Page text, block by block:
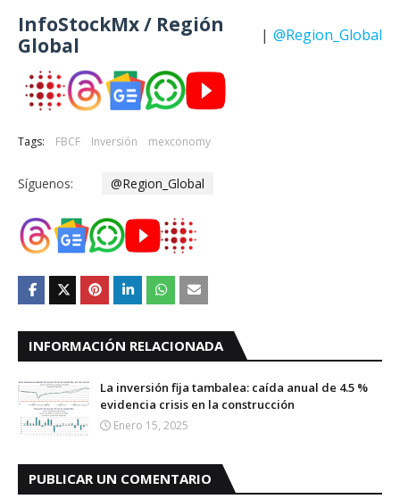
InfoStockMx / Región
Global
| @Region_Global
Tags: FBCF Inversión mexconomy
Síguenos: @Region_Global
INFORMACIÓN RELACIONADA
La inversión fija tambalea: caída anual de 4.5 %
evidencia crisis en la construcción
Enero 15, 2025
PUBLICAR UN COMENTARIO